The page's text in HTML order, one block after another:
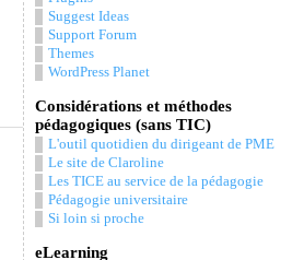
Suggest Ideas
Support Forum
Themes
WordPress Planet
Considérations et méthodes
pédagogiques (sans TIC)
L'outil quotidien du dirigeant de PME
Le site de Claroline
Les TICE au service de la pédagogie
Pédagogie universitaire
Si loin si proche
eLearning